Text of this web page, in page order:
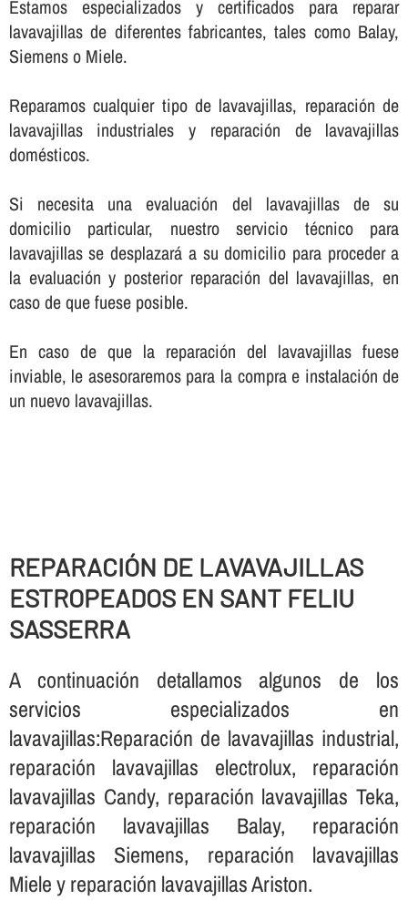
Estamos especializados y certificados para reparar
lavavajillas de diferentes fabricantes, tales como Balay,
Siemens o Miele.
Reparamos cualquier tipo de lavavajillas, reparación de
lavavajillas industriales y reparación de lavavajillas
domésticos.
Si necesita una evaluación del lavavajillas de su
domicilio particular, nuestro servicio técnico para
lavavajillas se desplazará a su domicilio para proceder a
la evaluación y posterior reparación del lavavajillas, en
caso de que fuese posible.
En caso de que la reparación del lavavajillas fuese
inviable, le asesoraremos para la compra e instalación de
un nuevo lavavajillas.
REPARACIÓN DE LAVAVAJILLAS
ESTROPEADOS EN SANT FELIU
SASSERRA
A continuación detallamos algunos de los
servicios especializados en
lavavajillas:Reparación de lavavajillas industrial,
reparación lavavajillas electrolux, reparación
lavavajillas Candy, reparación lavavajillas Teka,
reparación lavavajillas Balay, reparación
lavavajillas Siemens, reparación lavavajillas
Miele y reparación lavavajillas Ariston.